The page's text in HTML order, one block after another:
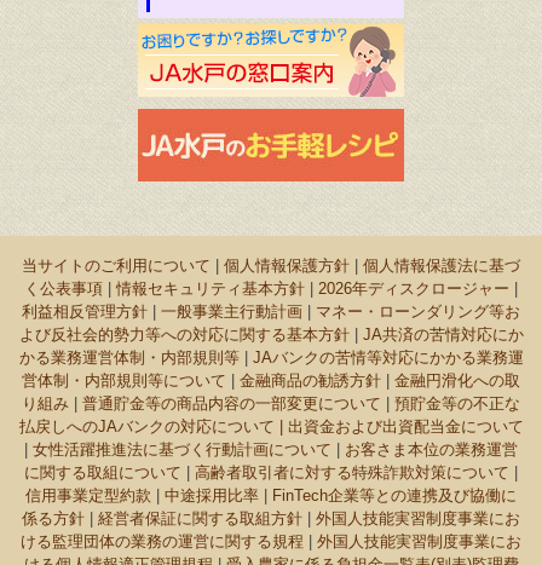
当サイトのご利用について 個人情報保護方針
個人情報保護法に基づ
く公表事項
情報セキュリティ基本方針 2026年ディスクロージャー
利益相反管理方針
一般事業主行動計画
マネー・ローンダリング等お
よび反社会的勢力等への対応に関する基本方針| JA共済の苦情対応にか
かる業務運営体制・内部規則等| JAバンクの苦情等対応にかかる業務運
営体制・内部規則等について
金融商品の勧誘方針
金融円滑化への取
り組み
普通貯金等の商品内容の一部変更について
預貯金等の不正な
払戻しへのJAバンクの対応について | 出資金および出資配当金について
女性活躍推進法に基づく行動計画について
お客さま本位の業務運営
に関する取組について
高齢者取引者に対する特殊詐欺対策について
信用事業定型約款
中途採用比率
FinTech企業等との連携及び協働に
係る方針
経営者保証に関する取組方針
外国人技能実習制度事業にお
ける監理団体の業務の運営に関する規程
外国人技能実習制度事業にお